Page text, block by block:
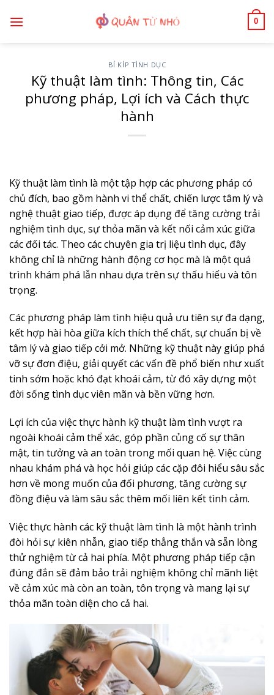
qua
0
BÍ KÍP TÌNH DỤC
Kỹ thuật làm tình: Thông tin, Các
phương pháp, Lợi ích và Cách thực
hành
Kỹ thuật làm tình là một tập hợp các phương pháp có
chủ đích, bao gồm hành vi thể chất, chiến lược tâm lý và
nghệ thuật giao tiếp, được áp dụng để tăng cường trải
nghiệm tình dục, sự thỏa mãn và kết nối cảm xúc giữa
các đối tác. Theo các chuyên gia trị liệu tình dục, đây
không chỉ là những hành động cơ học mà là một quá
trình khám phá lẫn nhau dựa trên sự thấu hiểu và tôn
trọng.
Các phương pháp làm tình hiệu quả ưu tiên sự đa dạng,
kết hợp hài hòa giữa kích thích thể chất, sự chuẩn bị về
tâm lý và giao tiếp cởi mở. Những kỹ thuật này giúp phá
vỡ sự đơn điệu, giải quyết các vấn đề phổ biến như xuất
tinh sớm hoặc khó đạt khoái cảm, từ đó xây dựng một
đời sống tình dục viên mãn và bền vững hơn.
Lợi ích của việc thực hành kỹ thuật làm tình vượt ra
ngoài khoái cảm thể xác, góp phần củng cố sự thân
mật, tin tưởng và an toàn trong mối quan hệ. Việc cùng
nhau khám phá và học hỏi giúp các cặp đôi hiểu sâu sắc
hơn về mong muốn của đối phương, tăng cường sự
đồng điệu và làm sâu sắc thêm mối liên kết tình cảm.
Việc thực hành các kỹ thuật làm tình là một hành trình
đòi hỏi sự kiên nhẫn, giao tiếp thẳng thắn và sẵn lòng
thử nghiệm từ cả hai phía. Một phương pháp tiếp cận
đúng đắn sẽ đảm bảo trải nghiệm không chỉ mãnh liệt
về cảm xúc mà còn an toàn, tôn trọng và mang lại sự
thỏa mãn toàn diện cho cả hai.